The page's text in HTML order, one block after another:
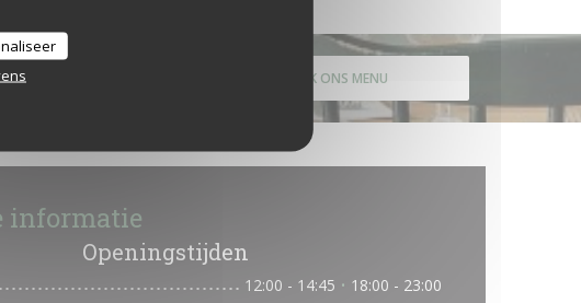
ONTDEK ONS MENU
informatie
Openingstijden
12:00 - 14:45 • 18:00 - 23:00